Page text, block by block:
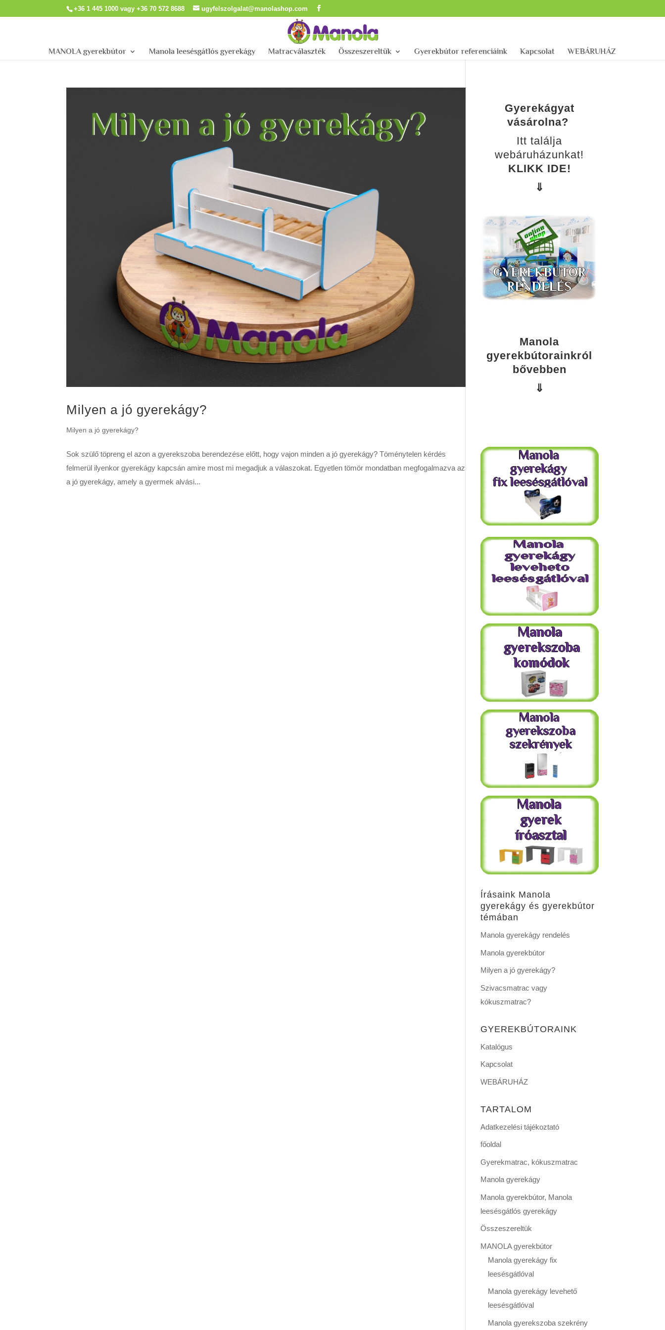
+36 1 445 1000 vagy +36 70 572 8688 ugyfelszolgalat@manolashop.com
MANOLA gyerekbútor Manola leesésgátlós gyerekágy Matracválaszték Összeszereltük Gyerekbútor referenciáink Kapcsolat WEBÁRUHÁZ
Milyen a jó gyerekágy?
Milyen a jó gyerekágy?
Sok szülő töpreng el azon a gyerekszoba berendezése előtt, hogy vajon minden a jó gyerekágy? Töménytelen kérdés
felmerül ilyenkor gyerekágy kapcsán amire most mi megadjuk a válaszokat. Egyetlen tömör mondatban megfogalmazva az
a jó gyerekágy, amely a gyermek alvási...
Gyerekágyat
vásárolna?
Itt találja
webáruházunkat!
KLIKK IDE!
⇓
Manola
gyerekbútorainkról
bővebben
⇓
Írásaink Manola
gyerekágy és gyerekbútor
témában
Manola gyerekágy rendelés
Manola gyerekbútor
Milyen a jó gyerekágy?
Szivacsmatrac vagy
kókuszmatrac?
GYEREKBÚTORAINK
Katalógus
Kapcsolat
WEBÁRUHÁZ
TARTALOM
Adatkezelési tájékoztató
főoldal
Gyerekmatrac, kókuszmatrac
Manola gyerekágy
Manola gyerekbútor, Manola
leesésgátlós gyerekágy
Összeszereltük
MANOLA gyerekbútor
Manola gyerekágy fix
leesésgátlóval
Manola gyerekágy levehető
leesésgátlóval
Manola gyerekszoba szekrény